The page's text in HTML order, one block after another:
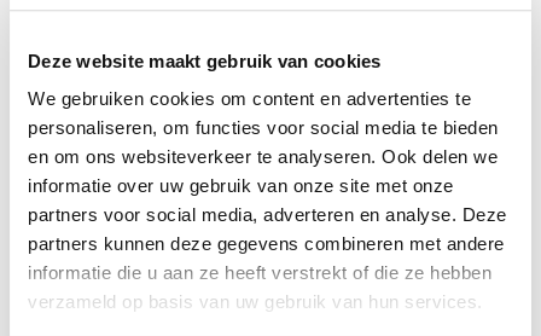
Deze website maakt gebruik van cookies
We gebruiken cookies om content en advertenties te
personaliseren, om functies voor social media te bieden
en om ons websiteverkeer te analyseren. Ook delen we
informatie over uw gebruik van onze site met onze
partners voor social media, adverteren en analyse. Deze
partners kunnen deze gegevens combineren met andere
informatie die u aan ze heeft verstrekt of die ze hebben
verzameld op basis van uw gebruik van hun services.
brandveilige wanddeuren.“Heel veel lichtgewicht
licht maar groot in omvang waardoor het transport
niet milieuvriendelijk is. Bovendien telt die oppervlakte
mee in het brandvolume voor het hele gebouw. En
dat kan tellen. We innoveren onze deuren momenteel
met een papieren honingraatvulling om het
brandvolume serieus te verminderen. En gezien die
‘uitrekbaar’ is, kan heel veel materiaal compact
vervoerd worden. De deuren zijneven sterk, veel
lichteren dus ook makkelijker te openen of sluiten.”